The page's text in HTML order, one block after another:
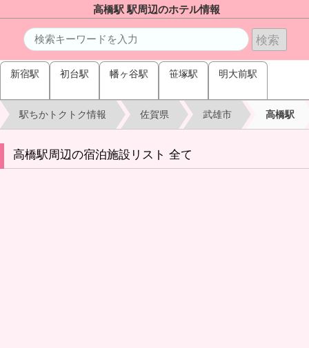
高橋駅 駅周辺のホテル情報
新宿駅 初台駅 幡ヶ谷駅 笹塚駅 明大前駅
駅ちかトクトク情報 佐賀県 武雄市 高橋駅
高橋駅周辺の宿泊施設リスト 全て